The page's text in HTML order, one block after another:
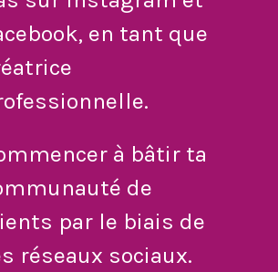
en tant que
à bâtir ta
de
par le biais de
réseaux sociaux.